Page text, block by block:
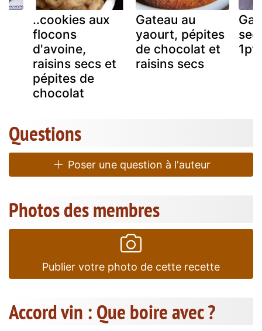
..cookies aux
flocons
d'avoine,
raisins secs et
pépites de
chocolat
Gateau au
yaourt, pépites
de chocolat et
raisins secs
1pt
Questions
Poser une question à l'auteur
Photos des membres
Publier votre photo de cette recette
Accord vin : Que boire avec ?